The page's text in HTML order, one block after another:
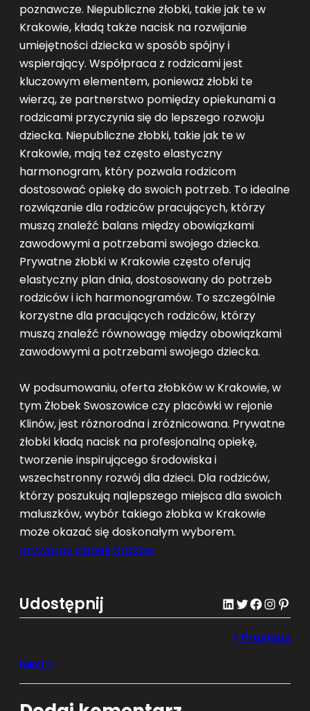
poznawcze. Niepubliczne żłobki, takie jak te w
Krakowie, kładą także nacisk na rozwijanie
umiejętności dziecka w sposób spójny i
wspierający. Współpraca z rodzicami jest
kluczowym elementem, ponieważ żłobki te
wierzą, że partnerstwo pomiędzy opiekunami a
rodzicami przyczynia się do lepszego rozwoju
dziecka. Niepubliczne żłobki, takie jak te w
Krakowie, mają też często elastyczny
harmonogram, który pozwala rodzicom
dostosować opiekę do swoich potrzeb. To idealne
rozwiązanie dla rodziców pracujących, którzy
muszą znaleźć balans między obowiązkami
zawodowymi a potrzebami swojego dziecka.
Prywatne żłobki w Krakowie często oferują
elastyczny plan dnia, dostosowany do potrzeb
rodziców i ich harmonogramów. To szczególnie
korzystne dla pracujących rodziców, którzy
muszą znaleźć równowagę między obowiązkami
zawodowymi a potrzebami swojego dziecka.
W podsumowaniu, oferta żłobków w Krakowie, w
tym Żłobek Swoszowice czy placówki w rejonie
Klinów, jest różnorodna i zróżnicowana. Prywatne
żłobki kładą nacisk na profesjonalną opiekę,
tworzenie inspirującego środowiska i
wszechstronny rozwój dla dzieci. Dla rodziców,
którzy poszukują najlepszego miejsca dla swoich
maluszków, wybór takiego żłobka w Krakowie
może okazać się doskonałym wyborem.
prywatny żłobek Kraków
Udostępnij LinkedIn Twitter Facebook Instagram Pinterest